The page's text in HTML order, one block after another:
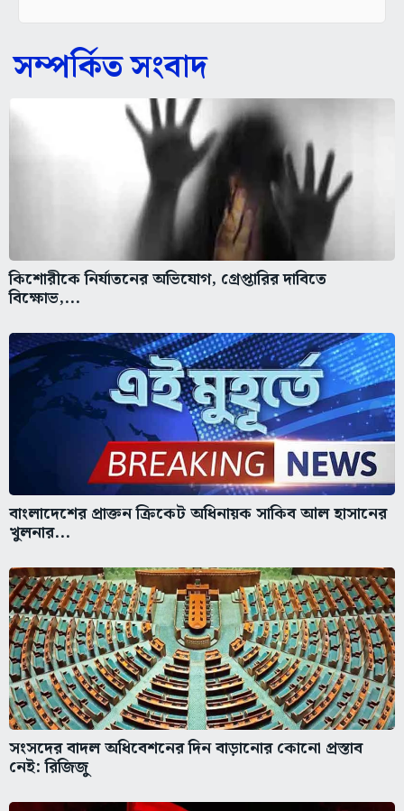
সম্পর্কিত সংবাদ
কিশোরীকে নির্যাতনের অভিযোগ, গ্রেপ্তারির দাবিতে
বিক্ষোভ,...
বাংলাদেশের প্রাক্তন ক্রিকেট অধিনায়ক সাকিব আল হাসানের
খুলনার...
সংসদের বাদল অধিবেশনের দিন বাড়ানোর কোনো প্রস্তাব
নেই: রিজিজু